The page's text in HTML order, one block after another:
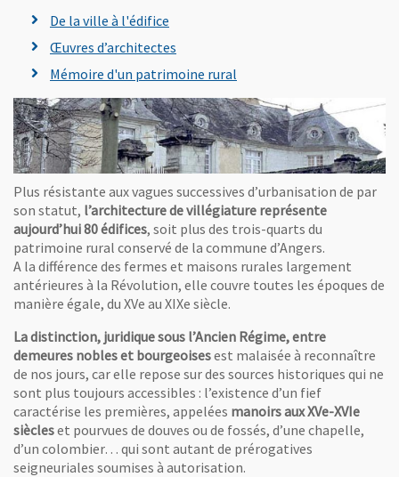
De la ville à l'édifice
Œuvres d’architectes
Mémoire d'un patrimoine rural
Plus résistante aux vagues successives d’urbanisation de par
son statut, l’architecture de villégiature représente
aujourd’hui 80 édifices, soit plus des trois-quarts du
patrimoine rural conservé de la commune d’Angers.
A la différence des fermes et maisons rurales largement
antérieures à la Révolution, elle couvre toutes les époques de
manière égale, du XVe au XIXe siècle.
La distinction, juridique sous l’Ancien Régime, entre
demeures nobles et bourgeoisesest malaisée à reconnaître
de nos jours, car elle repose sur des sources historiques qui ne
sont plus toujours accessibles : l’existence d’un fief
caractérise les premières, appelées manoirs aux XVe-XVIe
siècleset pourvues de douves ou de fossés, d’une chapelle,
d’un colombier… qui sont autant de prérogatives
seigneuriales soumises à autorisation.